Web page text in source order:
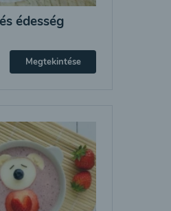
édesség
Megtekintése